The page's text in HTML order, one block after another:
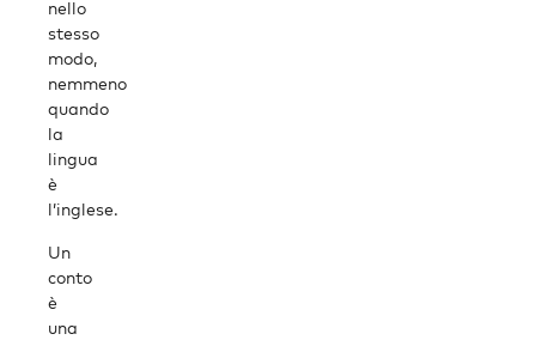
nello
stesso
modo,
nemmeno
quando
la
lingua
è
l’inglese.
Un
conto
è
una